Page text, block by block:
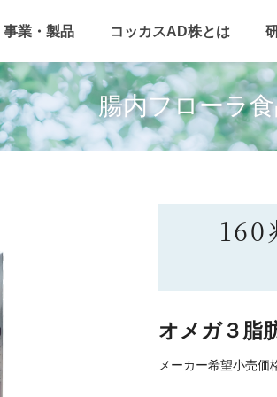
事業・製品 コッカスAD株とは
腸内フローラ
160
オメガ３脂
メーカー希望小売